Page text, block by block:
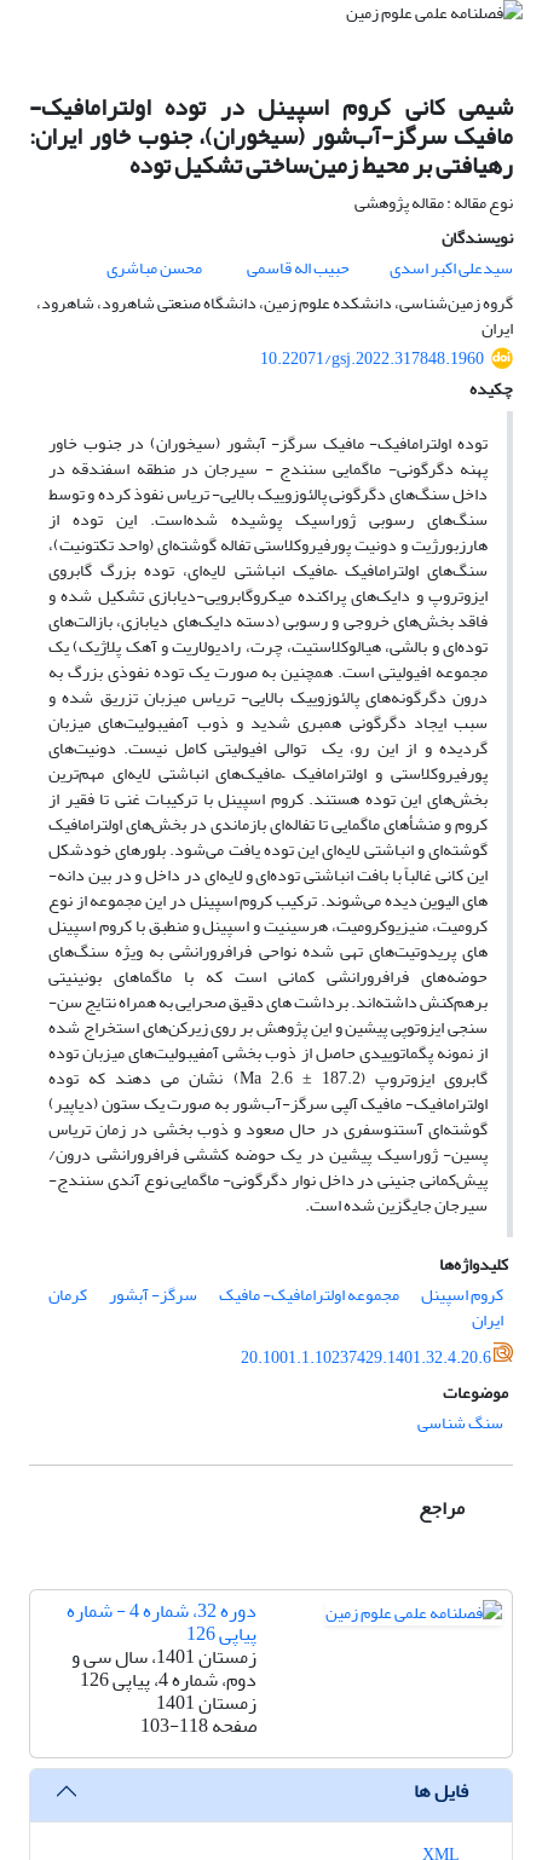
شیمی کانی کروم اسپینل در توده اولترامافیک-
مافیک سرگز-آب‌شور (سیخوران)، جنوب خاور ایران:
رهیافتی بر محیط زمین‌ساختی تشکیل توده
نوع مقاله : مقاله پژوهشی
نویسندگان
سیدعلی اکبر اسدی
حبیب اله قاسمی
محسن مباشری
گروه زمین‌شناسی، دانشکده علوم زمین، دانشگاه صنعتی شاهرود، شاهرود،
ایران
10.22071/gsj.2022.317848.1960
چکیده
توده اولترامافیک- مافیک سرگز- آب­شور (سیخوران) در جنوب خاور
پهنه دگرگونی- ماگمایی سنندج - سیرجان در منطقه اسفندقه در
داخل سنگ‌­های دگرگونی پالئوزوییک بالایی- تریاس نفوذ کرده و توسط
سنگ‌­های رسوبی ژوراسیک پوشیده شده‌­است. این توده از
هارزبورژیت و دونیت پورفیروکلاستی تفاله گوشته‌­ای (واحد تکتونیت)،
سنگ­‌های اولترامافیک –مافیک انباشتی لایه‌ای، توده بزرگ گابروی
ایزوتروپ و دایک­‌های پراکنده میکروگابرویی-دیابازی تشکیل شده و
فاقد بخش‌­های خروجی و رسوبی (دسته دایک‌­های دیابازی، بازالت‌های
توده‌­ای و بالشی، هیالوکلاستیت­، چرت، رادیولاریت و آهک پلاژیک) یک
مجموعه افیولیتی است. همچنین به صورت یک توده نفوذی بزرگ به
درون دگرگونه‌های پالئوزوییک بالایی- تریاس میزبان تزریق شده و
سبب ایجاد دگرگونی همبری شدید و ذوب آمفیبولیت‌های میزبان
گردیده و از این رو، یک توالی افیولیتی کامل نیست. دونیت‌های
پورفیروکلاستی و اولترامافیک –مافیک‌­های انباشتی لایه‌­ای مهم‌­ترین
بخش‌­های این توده هستند. کروم اسپینل با ترکیبات غنی تا فقیر از
کروم و منشأهای ماگمایی تا تفال‎ه‌­ای بازماندی در بخش‌­های اولترامافیک
گوشته­‌ای و انباشتی لایه‌­ای این توده یافت می­‌شود. بلورهای خودشکل
این کانی غالباً با بافت انباشتی توده‌­ای و لایه‌ای در داخل و در بین دانه‌­
های الیوین دیده می‌شوند. ترکیب کروم اسپینل در این مجموعه از نوع
کرومیت، منیزیوکرومیت، هرسینیت و اسپینل و منطبق با کروم اسپینل­‌
های پریدوتیت‌­های تهی شده نواحی فرافرورانشی به ویژه سنگ‌‌های
حوضه‌های فرافرورانشی ­کمانی است که با ماگماهای بونینیتی
برهم‌کنش داشته‌­اند. برداشت‌ های دقیق صحرایی به همراه نتایج سن­
سنجی ایزوتوپی پیشین و این پژوهش بر روی زیرکن‌های استخراج شده
از نمونه پگماتوییدی حاصل از ذوب بخشی آمفیبولیت‌های میزبان توده
گابروی ایزوتروپ (187.2 ± 2.6 Ma) نشان می ­دهند که توده
اولترامافیک- مافیک آلپی سرگز-آب‌شور به صورت یک ستون (دیاپیر)
گوشته­‌ای آستنوسفری در حال صعود و ذوب بخشی در زمان تریاس
پسین- ژوراسیک پیشین در یک حوضه کششی فرافرورانشی درون/
پیش­‌کمانی جنینی در داخل نوار دگرگونی- ماگمایی نوع آندی سنندج-
سیرجان جایگزین شده است.
کلیدواژه‌ها
کروم اسپینل
مجموعه اولترامافیک- مافیک سرگز- آبشور کرمان
ایران
20.1001.1.10237429.1401.32.4.20.6
موضوعات
سنگ شناسی
مراجع
دوره 32، شماره 4 - شماره
پیاپی 126
زمستان 1401، سال سی و
دوم، شماره 4، پیاپی 126
زمستان 1401
صفحه103-118
فایل ها